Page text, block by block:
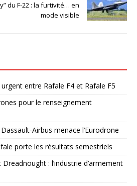
du F-22 : la furtivité… en
mode visible
entre Rafale F4 et Rafale F5
pour le renseignement
Airbus menace l’Eurodrone
porte les résultats semestriels
: l’industrie d’armement